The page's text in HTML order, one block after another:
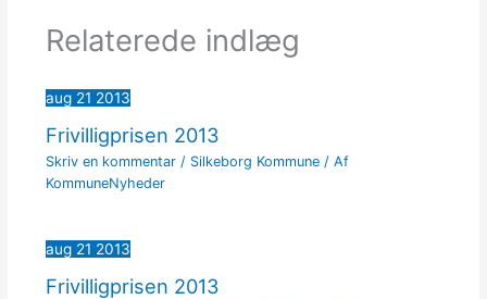
Relaterede indlæg
aug 21 2013
Frivilligprisen 2013
Skriv en kommentar / Silkeborg Kommune/ Af
KommuneNyheder
aug 21 2013
Frivilligprisen 2013